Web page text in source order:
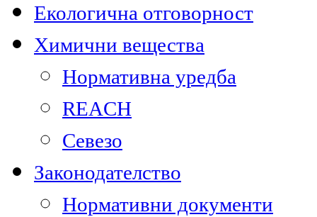
Екологична отговорност
Химични вещества
Нормативна уредба
REACH
Севезо
Законодателство
Нормативни документи